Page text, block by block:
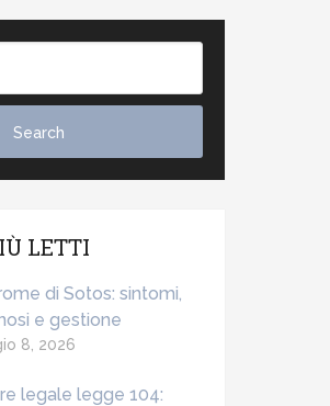
LETTI
di Sotos: sintomi,
e gestione
8, 2026
legale legge 104: